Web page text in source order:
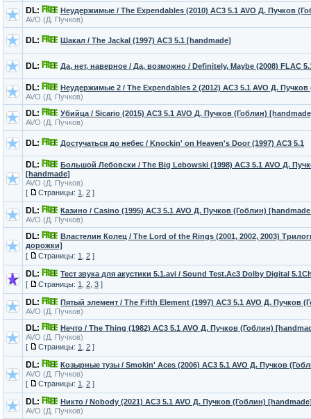
DL:
Неудержимые / The Expendables (2010) AC3 5.1 AVO Д. Пучков
AVO (Д. Пучков)
DL: Шакал / The Jackal (1997) AC3 5.1 [handmade]
DL: Да, нет, наверное / Да, возможно / Definitely, Maybe (2008) FLAC
DL:
Неудержимые 2 / The Expendables 2 (2012) AC3 5.1 AVO Д.
AVO (Д. Пучков)
DL:
Убийца / Sicario (2015) AC3 5.1 AVO Д. Пучков (Гоблин)
AVO (Д. Пучков)
DL: Достучаться до небес / Knockin' on Heaven's Door (1997) AC3 5.1
DL:
Большой Лебовски / The Big Lebowski (1998) AC3 5.1 AVO Д.
[handmade]
AVO (Д. Пучков)
[
Страницы: 1 2 ]
DL:
Казино / Casino (1995) AC3 5.1 AVO Д. Пучков (Гоблин)
AVO (Д. Пучков)
DL:
Властелин Колец / The Lord of the Rings (2001, 2002, 2003)
дорожки]
[
Страницы: 1 2 ]
DL:
Тест звука для акустики 5.1.avi / Sound Test.Ac3 Dolby Digital
[
Страницы: 1 2 3 ]
DL:
Пятый элемент / The Fifth Element (1997) AC3 5.1 AVO Д. Пучков
AVO (Д. Пучков)
DL:
Нечто / The Thing (1982) AC3 5.1 AVO Д. Пучков (Гоблин)
AVO (Д. Пучков)
[
Страницы: 1 2 ]
DL:
Козырные тузы / Smokin' Aces (2006) AC3 5.1 AVO Д. Пучков
AVO (Д. Пучков)
[
Страницы: 1 2 ]
DL:
Никто / Nobody (2021) AC3 5.1 AVO Д. Пучков (Гоблин)
AVO (Д. Пучков)